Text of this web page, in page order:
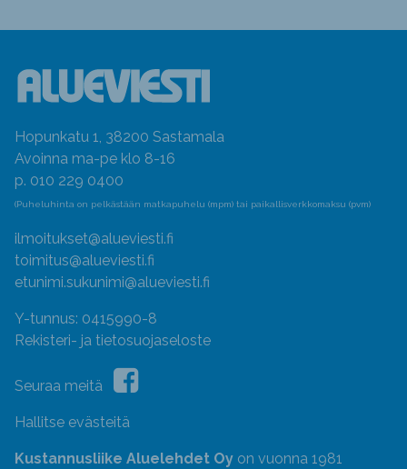
Hopunkatu 1, 38200 Sastamala
Avoinna ma-pe klo 8-16
p. 010 229 0400
(Puheluhinta on pelkästään matkapuhelu (mpm) tai paikallisverkkomaksu (pvm)
ilmoitukset@alueviesti.fi
toimitus@alueviesti.fi
etunimi.sukunimi@alueviesti.fi
Y-tunnus: 0415990-8
Rekisteri- ja tietosuojaseloste
Seuraa meitä
Hallitse evästeitä
Kustannusliike Aluelehdet Oy on vuonna 1981